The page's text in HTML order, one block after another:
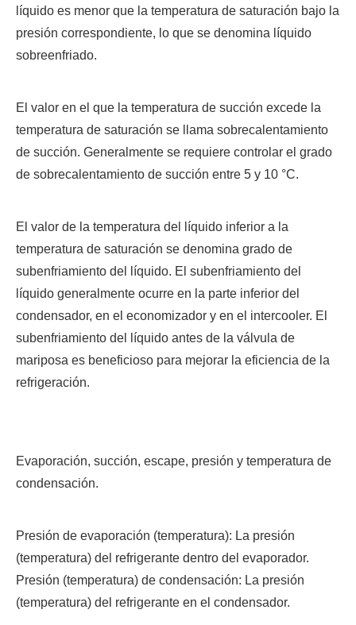
líquido es menor que la temperatura de saturación bajo la
presión correspondiente, lo que se denomina líquido
sobreenfriado.
El valor en el que la temperatura de succión excede la
temperatura de saturación se llama sobrecalentamiento
de succión. Generalmente se requiere controlar el grado
de sobrecalentamiento de succión entre 5 y 10 °C.
El valor de la temperatura del líquido inferior a la
temperatura de saturación se denomina grado de
subenfriamiento del líquido. El subenfriamiento del
líquido generalmente ocurre en la parte inferior del
condensador, en el economizador y en el intercooler. El
subenfriamiento del líquido antes de la válvula de
mariposa es beneficioso para mejorar la eficiencia de la
refrigeración.
Evaporación, succión, escape, presión y temperatura de
condensación.
Presión de evaporación (temperatura): La presión
(temperatura) del refrigerante dentro del evaporador.
Presión (temperatura) de condensación: La presión
(temperatura) del refrigerante en el condensador.